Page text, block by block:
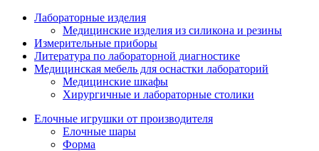
Лабораторные изделия
Медицинские изделия из силикона и резины
Измерительные приборы
Литература по лабораторной диагностике
Медицинская мебель для оснастки лабораторий
Медицинские шкафы
Хирургичные и лабораторные столики
Елочные игрушки от производителя
Елочные шары
Форма